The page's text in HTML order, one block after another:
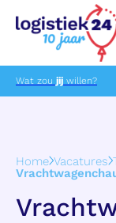
Wat zou jij willen?
Home Vacatures